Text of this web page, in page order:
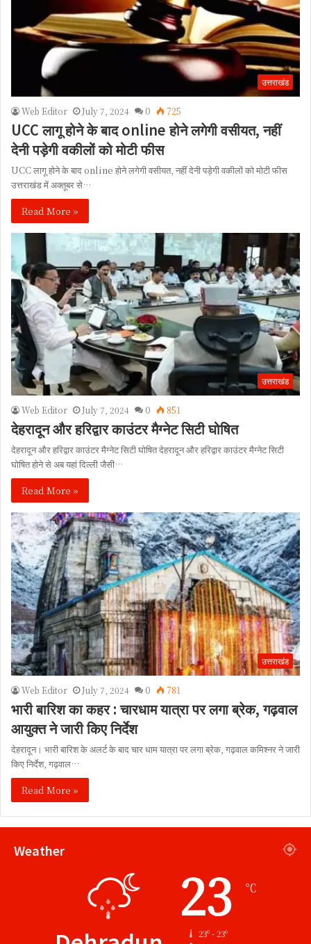
उत्तराखंड
Web Editor July 7, 2024 0 725
UCC लागू होने के बाद online होने लगेगी वसीयत, नहीं
देनी पड़ेगी वकीलों को मोटी फीस
UCC लागू होने के बाद online होने लगेगी वसीयत, नहीं देनी पड़ेगी वकीलों को मोटी फीस
उत्तराखंड में अक्तूबर से…
Read More »
उत्तराखंड
Web Editor July 7, 2024 0 851
देहरादून और हरिद्वार काउंटर मैग्नेट सिटी घोषित
देहरादून और हरिद्वार काउंटर मैग्नेट सिटी घोषित देहरादून और हरिद्वार काउंटर मैग्नेट सिटी
घोषित होने से अब यहां दिल्ली जैसी…
Read More »
उत्तराखंड
Web Editor July 7, 2024 0 781
भारी बारिश का कहर : चारधाम यात्रा पर लगा ब्रेक, गढ़वाल
आयुक्त ने जारी किए निर्देश
देहरादून। भारी बारिश के अलर्ट के बाद चार धाम यात्रा पर लगा ब्रेक, गढ़वाल कमिश्नर ने जारी
किए निर्देश, गढ़वाल…
Read More »
Weather
23 ℃
23º - 23º